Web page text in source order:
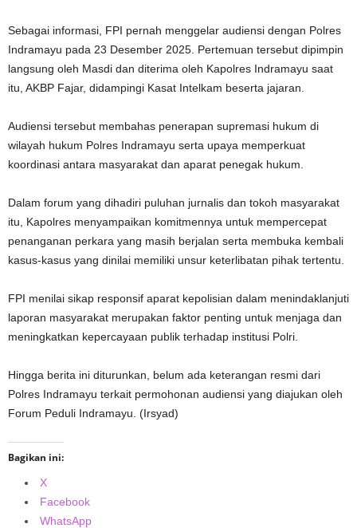
Sebagai informasi, FPI pernah menggelar audiensi dengan Polres
Indramayu pada 23 Desember 2025. Pertemuan tersebut dipimpin
langsung oleh Masdi dan diterima oleh Kapolres Indramayu saat
itu, AKBP Fajar, didampingi Kasat Intelkam beserta jajaran.
Audiensi tersebut membahas penerapan supremasi hukum di
wilayah hukum Polres Indramayu serta upaya memperkuat
koordinasi antara masyarakat dan aparat penegak hukum.
Dalam forum yang dihadiri puluhan jurnalis dan tokoh masyarakat
itu, Kapolres menyampaikan komitmennya untuk mempercepat
penanganan perkara yang masih berjalan serta membuka kembali
kasus-kasus yang dinilai memiliki unsur keterlibatan pihak tertentu.
FPI menilai sikap responsif aparat kepolisian dalam menindaklanjuti
laporan masyarakat merupakan faktor penting untuk menjaga dan
meningkatkan kepercayaan publik terhadap institusi Polri.
Hingga berita ini diturunkan, belum ada keterangan resmi dari
Polres Indramayu terkait permohonan audiensi yang diajukan oleh
Forum Peduli Indramayu. (Irsyad)
Bagikan ini:
X
Facebook
WhatsApp